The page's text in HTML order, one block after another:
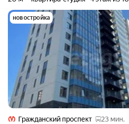
новостройка
Гражданский проспект 23 мин.